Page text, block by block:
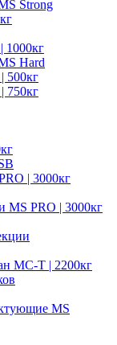
Strong
1000кг
Hard
500кг
750кг
| 3000кг
MS PRO | 3000кг
МС-Т | 2200кг
MS